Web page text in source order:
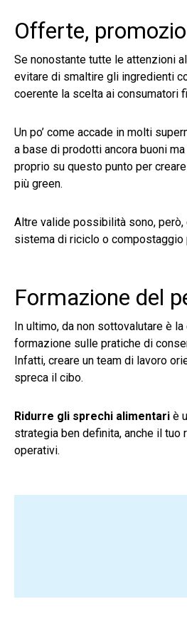
Offerte,
Se nonostante tutte le attenzioni
evitare di smaltire gli ingredienti
coerente la scelta ai consumatori
Un po’ come accade in molti
a base di prodotti ancora buoni
proprio su questo punto per
più green.
Altre valide possibilità sono, però,
sistema di riciclo o compostaggio
Formazione del
In ultimo, da non sottovalutare è
formazione sulle pratiche di
Infatti, creare un team di lavoro
spreca il cibo.
Ridurre gli sprechi alimentari è
strategia ben definita, anche il tuo
operativi.